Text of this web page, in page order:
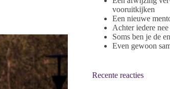
vooruitkijken
Een nieuwe
Achter iedere
Soms ben je de
Even gewoon
Recente reacties